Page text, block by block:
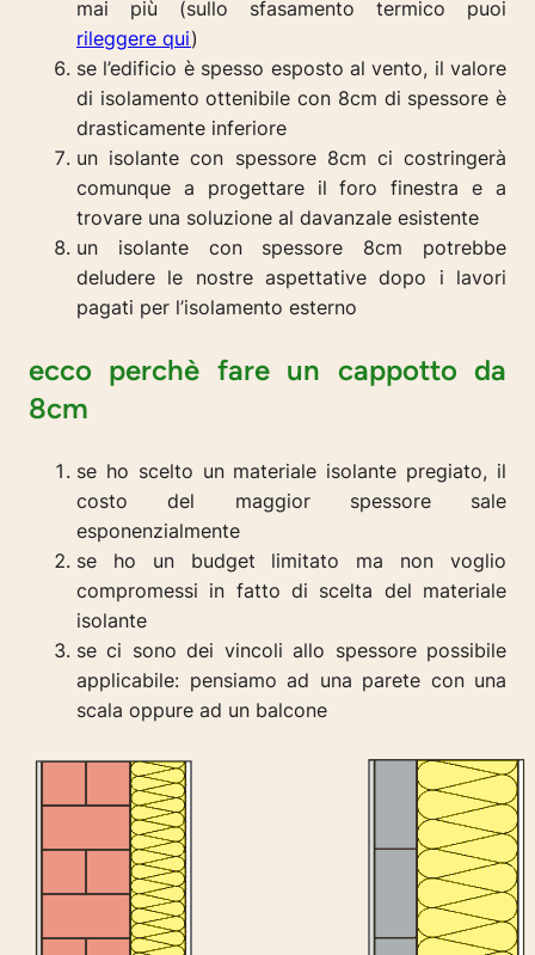
mai più (sullo sfasamento termico puoi
rileggere qui)
se l’edificio è spesso esposto al vento, il valore
di isolamento ottenibile con 8cm di spessore è
drasticamente inferiore
un isolante con spessore 8cm ci costringerà
comunque a progettare il foro finestra e a
trovare una soluzione al davanzale esistente
un isolante con spessore 8cm potrebbe
deludere le nostre aspettative dopo i lavori
pagati per l’isolamento esterno
ecco perchè fare un cappotto da
8cm
se ho scelto un materiale isolante pregiato, il
costo del maggior spessore sale
esponenzialmente
se ho un budget limitato ma non voglio
compromessi in fatto di scelta del materiale
isolante
se ci sono dei vincoli allo spessore possibile
applicabile: pensiamo ad una parete con una
scala oppure ad un balcone